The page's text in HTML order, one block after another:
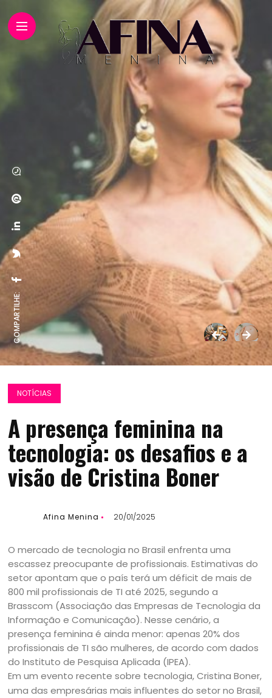
COMPARTILHE:
NOTÍCIAS
A presença feminina na
tecnologia: os desafios e a
visão de Cristina Boner
Afina Menina 20/01/2025
O mercado de tecnologia no Brasil enfrenta uma
escassez preocupante de profissionais. Estimativas do
setor apontam que o país terá um déficit de mais de
800 mil profissionais de TI até 2025, segundo a
Brasscom (Associação das Empresas de Tecnologia da
Informação e Comunicação). Nesse cenário, a
presença feminina é ainda menor: apenas 20% dos
profissionais de TI são mulheres, de acordo com dados
do Instituto de Pesquisa Aplicada (IPEA).
Em um evento recente sobre tecnologia, Cristina Boner,
uma das empresárias mais influentes do setor no Brasil,